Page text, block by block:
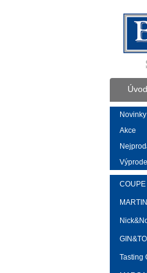
Úvod
Novinky
Akce
COUPE
MARTINI
Tasting